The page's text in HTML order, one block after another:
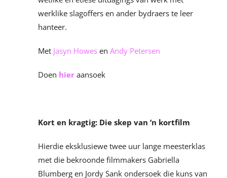
werklike slagoffers en ander bydraers te leer
hanteer.
Met Jasyn Howesen Andy Petersen
Doen hieraansoek
Kort en kragtig: Die skep van ‘n kortfilm
Hierdie eksklusiewe twee uur lange meesterklas
met die bekroonde filmmakers Gabriella
Blumberg en Jordy Sank ondersoek die kuns van